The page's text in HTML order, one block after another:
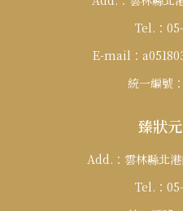
Tel.：
E-mail：
統一編號：
臻狀
Add.： 雲林縣北
Tel.：